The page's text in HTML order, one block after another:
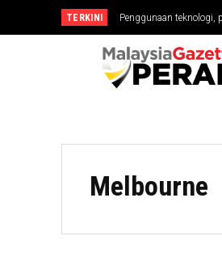
TERKINI Penggunaan teknologi,
Melbourne